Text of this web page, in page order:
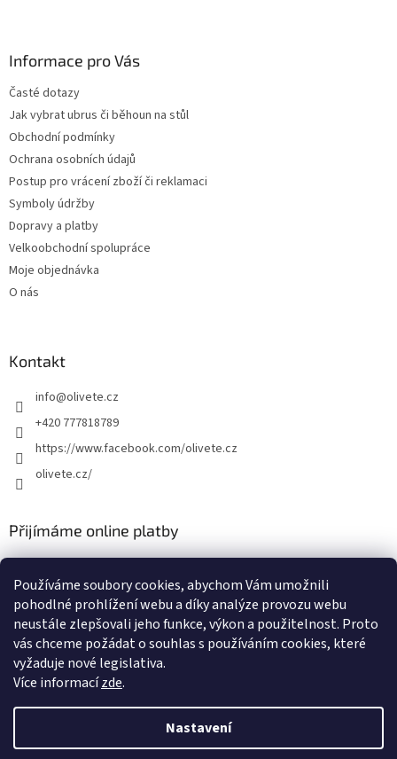
Používáme soubory cookies, abychom Vám umožnili
pohodlné prohlížení webu a díky analýze provozu webu
neustále zlepšovali jeho funkce, výkon a použitelnost. Proto
vás chceme požádat o souhlas s používáním cookies, které
vyžaduje nové legislativa.
Více informacízde.
Nastavení
Informace pro Vás
Časté dotazy
Jak vybrat ubrus či běhoun na stůl
Obchodní podmínky
Ochrana osobních údajů
Postup pro vrácení zboží či reklamaci
Symboly údržby
Dopravy a platby
Velkoobchodní spolupráce
Moje objednávka
O nás
Kontakt
info@olivete.cz
+420 777818789
https://www.facebook.com/olivete.cz
olivete.cz/
Přijímáme online platby
Shoptet.cz Můjprvníeshop.cz
Vytvořil Shoptet